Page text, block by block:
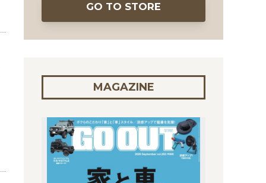
GO TO STORE
MAGAZINE